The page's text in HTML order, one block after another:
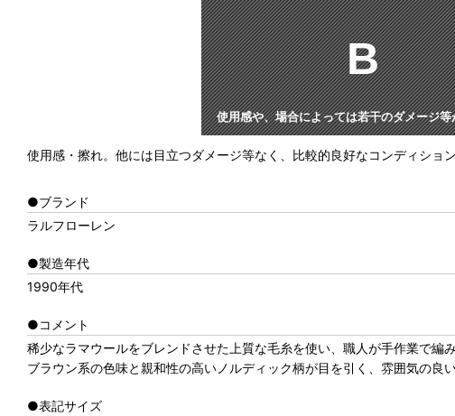
B
使用感や、場合によっては若干のダメージ等
使用感・擦れ。他には目立つダメージ等なく、比較的良好なコンディション
●ブランド
ラルフローレン
●製造年代
1990年代
●コメント
稀少なラマウールをブレンドさせた上質な毛糸を使い、職人が手作業で編
ブラウン系の色味と親和性の高いノルディック柄が目を引く、雰囲気の良い
●表記サイズ